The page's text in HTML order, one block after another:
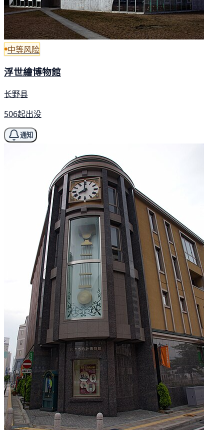
中等风险
浮世繪博物館
长野县
506起出没
通知